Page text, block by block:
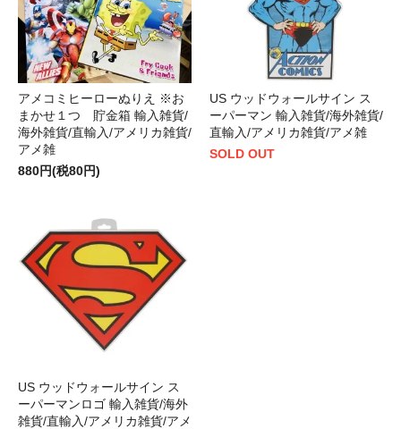
アメコミヒーローぬりえ ※お
まかせ１つ 貯金箱 輸入雑貨/
海外雑貨/直輸入/アメリカ雑貨/
アメ雑
880円(税80円)
US ウッドウォールサイン ス
ーパーマン 輸入雑貨/海外雑貨/
直輸入/アメリカ雑貨/アメ雑
SOLD OUT
US ウッドウォールサイン ス
ーパーマンロゴ 輸入雑貨/海外
雑貨/直輸入/アメリカ雑貨/アメ